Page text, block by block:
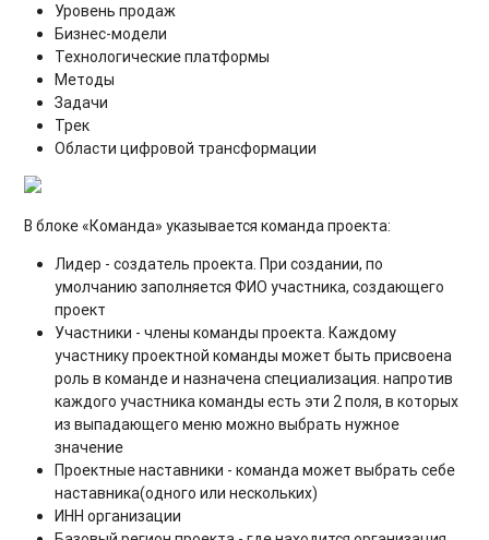
Уровень продаж
Бизнес-модели
Технологические платформы
Методы
Задачи
Трек
Области цифровой трансформации
В блоке «Команда» указывается команда проекта:
Лидер - создатель проекта. При создании, по
умолчанию заполняется ФИО участника, создающего
проект
Участники - члены команды проекта. Каждому
участнику проектной команды может быть присвоена
роль в команде и назначена специализация. напротив
каждого участника команды есть эти 2 поля, в которых
из выпадающего меню можно выбрать нужное
значение
Проектные наставники - команда может выбрать себе
наставника(одного или нескольких)
ИНН организации